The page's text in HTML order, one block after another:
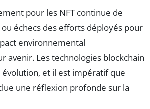
pour les NFT continue de
échecs des efforts déployés pour
environnemental
avenir. Les technologies blockchain
et il est impératif que
une réflexion profonde sur la